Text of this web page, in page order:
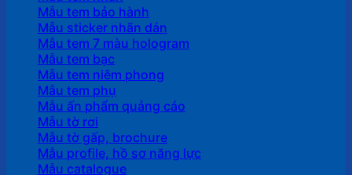
Mẫu tem bảo hành
Mẫu sticker nhãn dán
Mẫu tem 7 màu hologram
Mẫu tem bạc
Mẫu tem niêm phong
Mẫu tem phụ
Mẫu ấn phẩm quảng cáo
Mẫu tờ rơi
Mẫu tờ gấp, brochure
Mẫu profile, hồ sơ năng lực
Mẫu catalogue